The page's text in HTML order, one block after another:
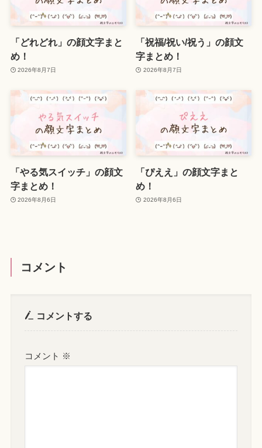
「どれどれ」の顔文字まと
め！
2026年8月7日
「祝福/祝い/祝う」の顔文
字まとめ！
2026年8月7日
「やる気スイッチ」の顔文
字まとめ！
2026年8月6日
「ぴええ」の顔文字まと
め！
2026年8月6日
コメント
コメントする
コメント ※